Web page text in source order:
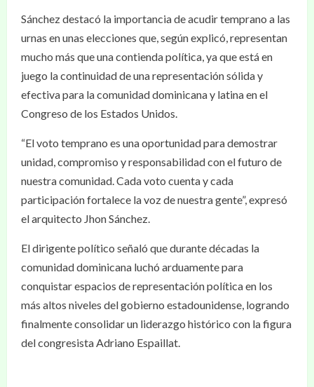
Sánchez destacó la importancia de acudir temprano a las
urnas en unas elecciones que, según explicó, representan
mucho más que una contienda política, ya que está en
juego la continuidad de una representación sólida y
efectiva para la comunidad dominicana y latina en el
Congreso de los Estados Unidos.
“El voto temprano es una oportunidad para demostrar
unidad, compromiso y responsabilidad con el futuro de
nuestra comunidad. Cada voto cuenta y cada
participación fortalece la voz de nuestra gente”, expresó
el arquitecto Jhon Sánchez.
El dirigente político señaló que durante décadas la
comunidad dominicana luchó arduamente para
conquistar espacios de representación política en los
más altos niveles del gobierno estadounidense, logrando
finalmente consolidar un liderazgo histórico con la figura
del congresista Adriano Espaillat.